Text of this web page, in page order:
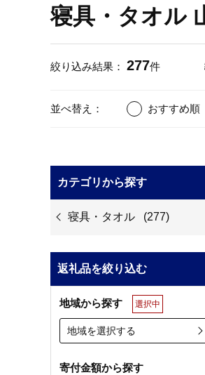
寝具・タオル
絞り込み結果： 277件
並べ替え： おすすめ順
カテゴリから探す
寝具・タオル (277)
返礼品を絞り込む
地域から探す 選択中
地域を選択する
寄付金額から探す